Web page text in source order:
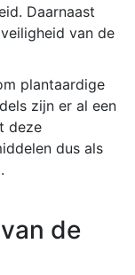
Daarnaast
van de
plantaardige
zijn er al een
deze
dus als
de